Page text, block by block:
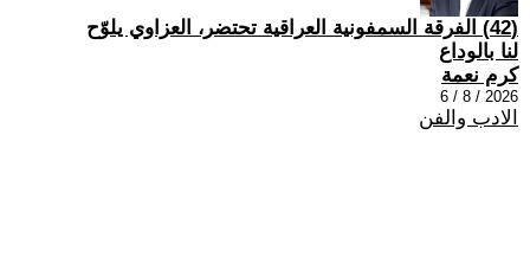
(42) الفرقة السمفونية العراقية تحتضر، العزاوي يلوّح
لنا بالوداع
كرم نعمة
2026 / 8 / 6
الادب والفن